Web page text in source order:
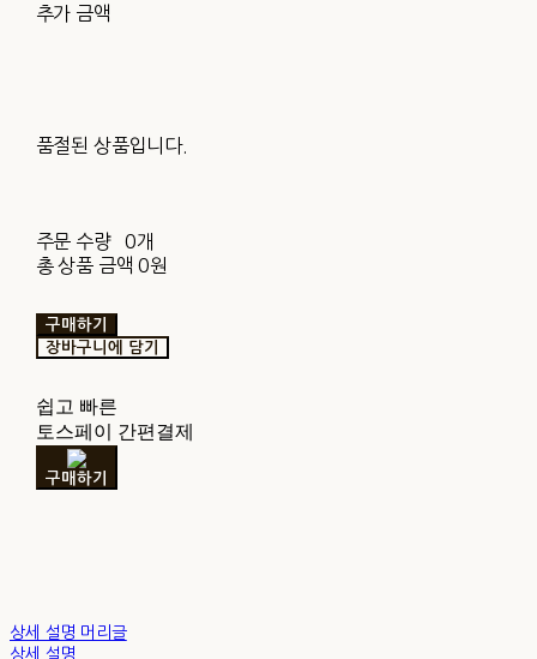
추가 금액
품절된 상품입니다.
주문 수량
0개
총 상품 금액 0원
구매하기
장바구니에 담기
쉽고 빠른
토스페이 간편결제
구매하기
상세 설명 머리글
상세 설명